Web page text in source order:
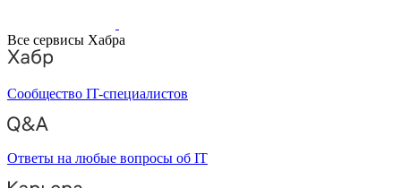
Все сервисы Хабра
Сообщество IT-специалистов
Ответы на любые вопросы об IT